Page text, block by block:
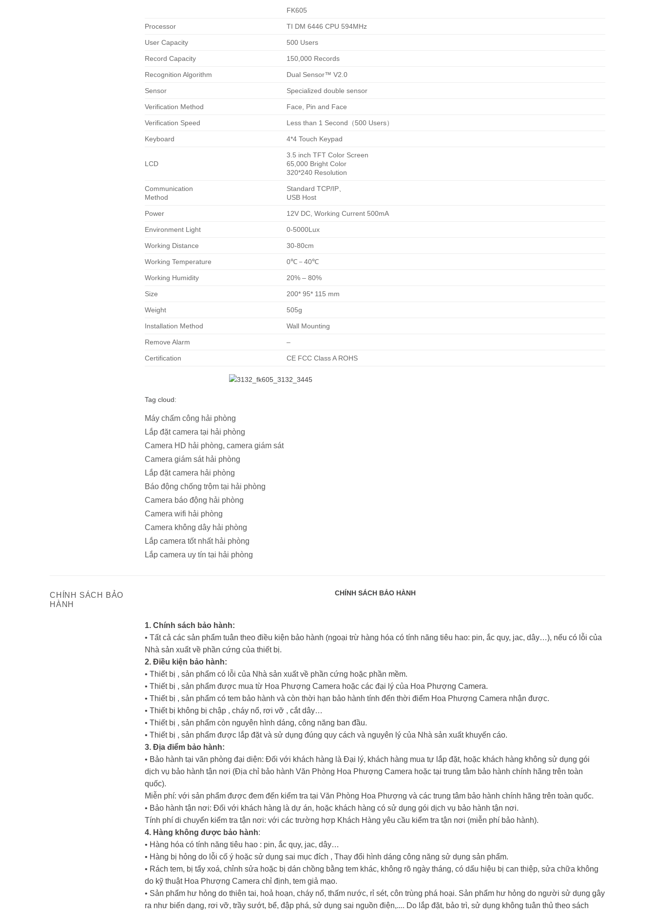
FK605
Processor TI DM 6446 CPU 594MHz
User Capacity 500 Users
Record Capacity 150,000 Records
Recognition Algorithm Dual Sensor™ V2.0
Sensor Specialized double sensor
Verification Method Face, Pin and Face
Verification Speed Less than 1 Second（500 Users）
Keyboard 4*4 Touch Keypad
LCD
3.5 inch TFT Color Screen
65,000 Bright Color
320*240 Resolution
Communication
Method
Standard TCP/IP、
USB Host
Power 12V DC, Working Current 500mA
Environment Light 0-5000Lux
Working Distance 30-80cm
Working Temperature 0℃－40℃
Working Humidity 20% – 80%
Size 200* 95* 115 mm
Weight 505g
Installation Method Wall Mounting
Remove Alarm –
Certification CE FCC Class A ROHS
Tag cloud:
Máy chấm công hải phòng
Lắp đặt camera tại hải phòng
Camera HD hải phòng, camera giám sát
Camera giám sát hải phòng
Lắp đặt camera hải phòng
Báo động chống trộm tại hải phòng
Camera báo động hải phòng
Camera wifi hải phòng
Camera không dây hải phòng
Lắp camera tốt nhất hải phòng
Lắp camera uy tín tại hải phòng
CHÍNH SÁCH BẢO
HÀNH
CHÍNH SÁCH BẢO HÀNH
1. Chính sách bảo hành:
• Tất cả các sản phẩm tuân theo điều kiện bảo hành (ngoại trừ hàng hóa có tính năng tiêu hao: pin, ắc quy, jac, dây…), nếu có lỗi của
Nhà sản xuất về phần cứng của thiết bị.
2. Điều kiện bảo hành:
• Thiết bị , sản phẩm có lỗi của Nhà sản xuất về phần cứng hoặc phần mềm.
• Thiết bị , sản phẩm được mua từ Hoa Phượng Camera hoặc các đại lý của Hoa Phượng Camera.
• Thiết bị , sản phẩm có tem bảo hành và còn thời hạn bảo hành tính đến thời điểm Hoa Phượng Camera nhận được.
• Thiết bị không bị chập , cháy nổ, rơi vỡ , cắt dây…
• Thiết bị , sản phẩm còn nguyên hình dáng, công năng ban đầu.
• Thiết bị , sản phẩm được lắp đặt và sử dụng đúng quy cách và nguyên lý của Nhà sản xuất khuyến cáo.
3. Địa điểm bảo hành:
• Bảo hành tại văn phòng đại diện: Đối với khách hàng là Đại lý, khách hàng mua tự lắp đặt, hoặc khách hàng không sử dụng gói
dịch vụ bảo hành tận nơi (Địa chỉ bảo hành Văn Phòng Hoa Phượng Camera hoặc tại trung tâm bảo hành chính hãng trên toàn
quốc).
Miễn phí: với sản phẩm được đem đến kiểm tra tại Văn Phòng Hoa Phượng và các trung tâm bảo hành chính hãng trên toàn quốc.
• Bảo hành tận nơi: Đối với khách hàng là dự án, hoặc khách hàng có sử dụng gói dịch vụ bảo hành tận nơi.
Tính phí di chuyển kiểm tra tận nơi: với các trường hợp Khách Hàng yêu cầu kiểm tra tận nơi (miễn phí bảo hành).
4. Hàng không được bảo hành:
• Hàng hóa có tính năng tiêu hao : pin, ắc quy, jac, dây…
• Hàng bị hỏng do lỗi cố ý hoặc sử dụng sai mục đích , Thay đổi hình dáng công năng sử dụng sản phẩm.
• Rách tem, bị tẩy xoá, chỉnh sửa hoặc bị dán chồng bằng tem khác, không rõ ngày tháng, có dấu hiệu bị can thiệp, sửa chữa không
do kỹ thuật Hoa Phượng Camera chỉ định, tem giả mạo.
• Sản phẩm hư hỏng do thiên tai, hoả hoạn, cháy nổ, thấm nước, rỉ sét, côn trùng phá hoại. Sản phẩm hư hỏng do người sử dụng gây
ra như biến dạng, rơi vỡ, trầy sướt, bể, đập phá, sử dụng sai nguồn điện,.... Do lắp đặt, bảo trì, sử dụng không tuân thủ theo sách